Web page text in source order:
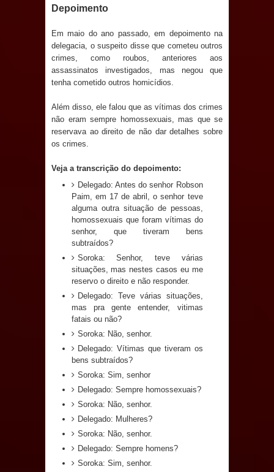
e deve atrair grande público
Nota de pesar: Câmara de Marí
lamenta a morte da ex-vereadora
Neta do Sindicato
Prefeito Major Sidnei busca em
Acolhida e CRAS de Sapé
Denise Ribeiro toma posse no
Diretório Nacional do PDT durante
Convenção em Brasília
Dois Gigantes da Poesia Paraibana
inspiram a IV FEIRA LITERÁRIA DO
BREJO em Guarabira
Vereador Davyd Matias reúne cerca
de 200 lideranças em apoio à pré-
candidatura de Denise Ribeiro à
Assembleia Legislativa
Mari marca presença no maior
Depoimento
Em maio do ano passado, em depoimento na
delegacia, o suspeito disse que cometeu outros
crimes, como roubos, anteriores aos
assassinatos investigados, mas negou que
tenha cometido outros homicídios.
Além disso, ele falou que as vítimas dos crimes
não eram sempre homossexuais, mas que se
reservava ao direito de não dar detalhes sobre
os crimes.
Veja a transcrição do depoimento:
Delegado: Antes do senhor Robson
Paim, em 17 de abril, o senhor teve
alguma outra situação de pessoas,
homossexuais que foram vítimas do
senhor, que tiveram bens
subtraídos?
Soroka: Senhor, teve várias
situações, mas nestes casos eu me
reservo o direito e não responder.
Delegado: Teve várias situações,
mas pra gente entender, vitimas
fatais ou não?
Soroka: Não, senhor.
Delegado: Vítimas que tiveram os
bens subtraídos?
Soroka: Sim, senhor
Delegado: Sempre homossexuais?
Soroka: Não, senhor.
Delegado: Mulheres?
Soroka: Não, senhor.
Delegado: Sempre homens?
Soroka: Sim, senhor.